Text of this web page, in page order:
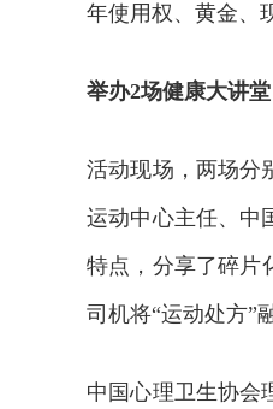
年使用权、黄金、
举办2场健康大讲
活动现场，两场分
运动中心主任、中
特点，分享了碎片
司机将“运动处方”
中国心理卫生协会